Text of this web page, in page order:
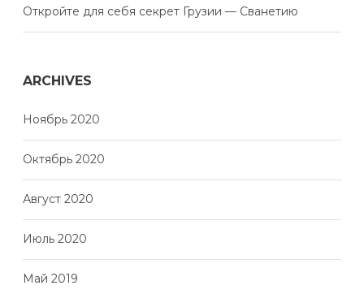
Откройте для себя секрет Грузии — Сванетию
ARCHIVES
Ноябрь 2020
Октябрь 2020
Август 2020
Июль 2020
Май 2019